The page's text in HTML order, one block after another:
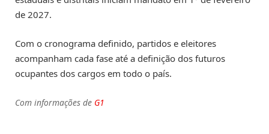
de 2027.
Com o cronograma definido, partidos e eleitores
acompanham cada fase até a definição dos futuros
ocupantes dos cargos em todo o país.
Com informações de G1